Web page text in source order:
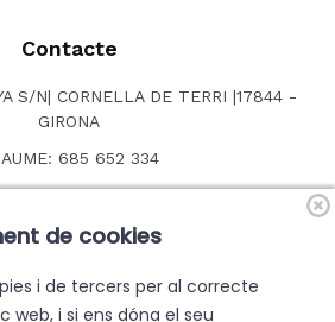
Contacte
S/N| CORNELLA DE TERRI |17844 -
GIRONA
685 652 334
OFICINA: 635 099 235
635 874 060
de cookies
i de tercers per al correcte
web, i si ens dóna el seu